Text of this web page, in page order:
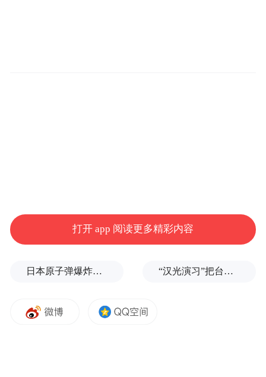
读取嘶哑之歌的小练习
接骨，缝合，取出子弹的小练习
打开 app 阅读更多精彩内容
日本原子弹爆炸亲历者反对高市修改无核三原则，“她应该下台” “汉光演习”把台湾城市变战场，最终代价由谁承担？